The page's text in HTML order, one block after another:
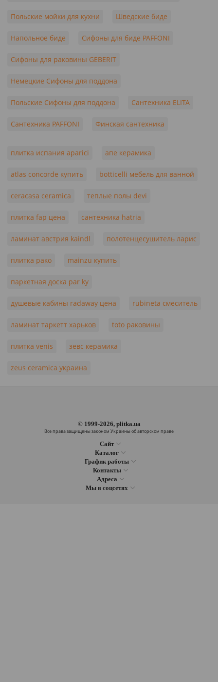
Польские мойки для кухни Шведские биде
Напольное биде Сифоны для биде PAFFONI
Сифоны для раковины GEBERIT
Немецкие Сифоны для поддона
Польские Сифоны для поддона Сантехника ELITA
Сантехника PAFFONI Финская сантехника
плитка испания aparici апе керамика
atlas concorde купить botticelli мебель для ванной
ceracasa ceramica теплые полы devi
плитка fap цена сантехника hatria
ламинат австрия kaindl полотенцесушитель ларис
плитка рако mainzu купить
паркетная доска par ky
душевые кабины radaway цена rubineta смеситель
ламинат таркетт харьков toto раковины
плитка venis зевс керамика
zeus ceramica украина
© 1999-2026, plitka.ua
Все права защищены законом Украины об авторском праве
Сайт
Каталог
График работы
Контакты
Адреса
Мы в соцсетях